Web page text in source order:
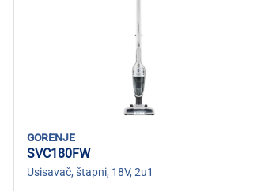
gorenje
SVC180FW
Usisavač, štapni, 18V, 2u1